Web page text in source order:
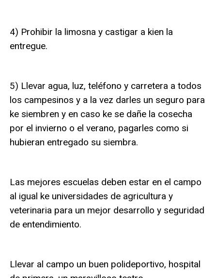
4) Prohibir la limosna y castigar a kien la
entregue.
5) Llevar agua, luz, teléfono y carretera a todos
los campesinos y a la vez darles un seguro para
ke siembren y en caso ke se dañe la cosecha
por el invierno o el verano, pagarles como si
hubieran entregado su siembra.
Las mejores escuelas deben estar en el campo
al igual ke universidades de agricultura y
veterinaria para un mejor desarrollo y seguridad
de entendimiento.
Llevar al campo un buen polideportivo, hospital